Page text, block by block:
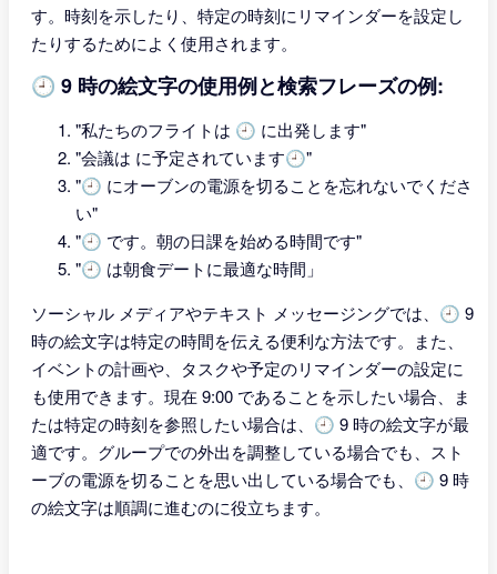
す。時刻を示したり、特定の時刻にリマインダーを設定し
たりするためによく使用されます。
🕘 9 時の絵文字の使用例と検索フレーズの例:
"私たちのフライトは 🕘 に出発します"
"会議は に予定されています🕘"
"🕘 にオーブンの電源を切ることを忘れないでくださ
い"
"🕘 です。朝の日課を始める時間です"
"🕘 は朝食デートに最適な時間」
ソーシャル メディアやテキスト メッセージングでは、🕘 9
時の絵文字は特定の時間を伝える便利な方法です。また、
イベントの計画や、タスクや予定のリマインダーの設定に
も使用できます。現在 9:00 であることを示したい場合、ま
たは特定の時刻を参照したい場合は、🕘 9 時の絵文字が最
適です。グループでの外出を調整している場合でも、スト
ーブの電源を切ることを思い出している場合でも、🕘 9 時
の絵文字は順調に進むのに役立ちます。